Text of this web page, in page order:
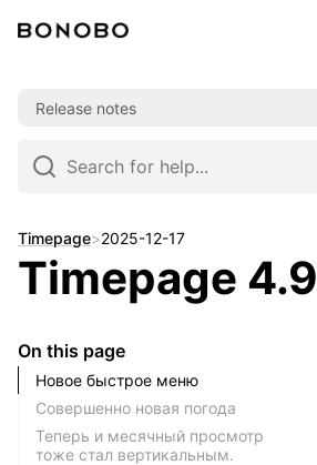
Release notes
Skip
to
Timepage>2025-12-17
Timepage 4.9
On this page
Новое быстрое меню
Совершенно новая погода
Теперь и месячный просмотр
тоже стал вертикальным.